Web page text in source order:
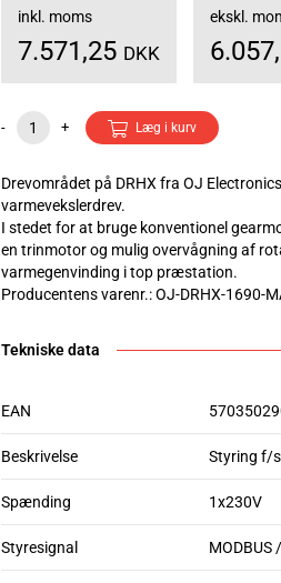
inkl. moms
7.571,25 DKK
ekskl.
- + Læg i kurv
Drevområdet på DRHX fra OJ
varmevekslerdrev.
I stedet for at bruge konventionel
en trinmotor og mulig overvågning af
varmegenvinding i top præstation.
Producentens varenr.: OJ-DRHX-1690-
Tekniske data
EAN
Beskrivelse Styring f/
Spænding 1x230V
Styresignal MODBUS